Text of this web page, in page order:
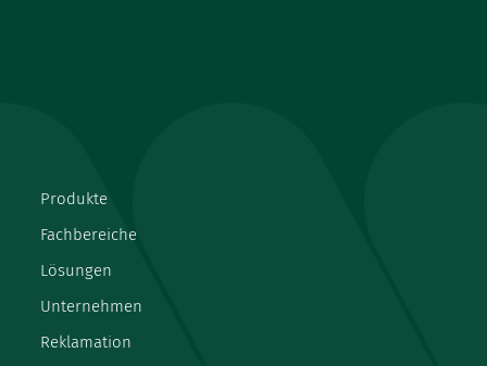
Produkte
Fachbereiche
Lösungen
Unternehmen
Reklamation